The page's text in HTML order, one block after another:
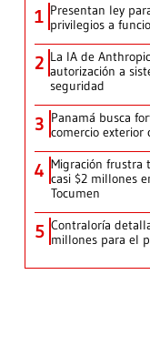
1 Presentan ley
privilegios a
2 La IA de
autorización a
seguridad
3 Panamá busca
comercio exterior
4 Migración frustra
casi $2 millones
Tocumen
5 Contraloría
millones para el